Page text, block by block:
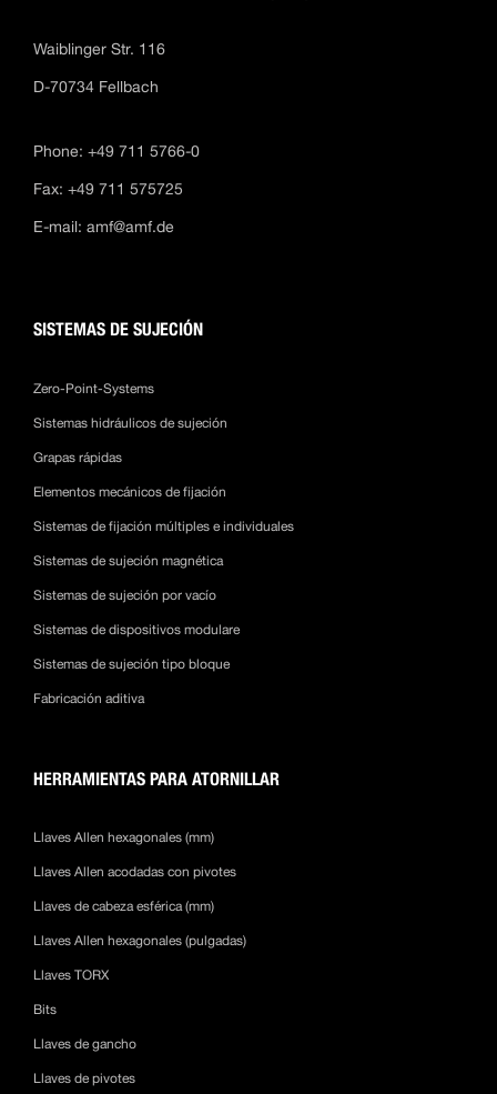
Waiblinger Str. 116
D-70734 Fellbach
Phone: +49 711 5766-0
Fax: +49 711 575725
E-mail: amf@amf.de
SISTEMAS DE SUJECIÓN
Zero-Point-Systems
Sistemas hidráulicos de sujeción
Grapas rápidas
Elementos mecánicos de fijación
Sistemas de fijación múltiples e individuales
Sistemas de sujeción magnética
Sistemas de sujeción por vacío
Sistemas de dispositivos modulare
Sistemas de sujeción tipo bloque
Fabricación aditiva
HERRAMIENTAS PARA ATORNILLAR
Llaves Allen hexagonales (mm)
Llaves Allen acodadas con pivotes
Llaves de cabeza esférica (mm)
Llaves Allen hexagonales (pulgadas)
Llaves TORX
Bits
Llaves de gancho
Llaves de pivotes